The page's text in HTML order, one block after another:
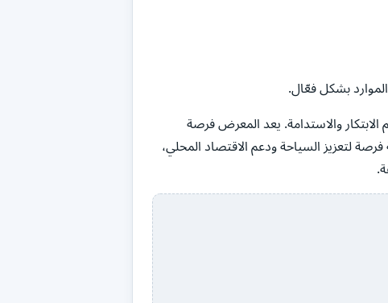
بشكل فعّال.
بدعم الابتكار والاستدامة. يعد المعرض فرصة
لتعزيز السياحة ودعم الاقتصاد المحلي،